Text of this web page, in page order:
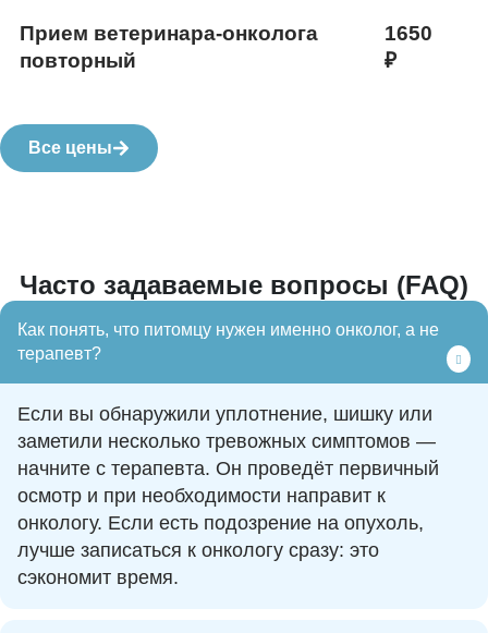
Прием ветеринара-онколога
повторный
1650
Все цены
Часто задаваемые вопросы (FAQ)
Как понять, что питомцу нужен именно онколог, а не
терапевт?
Если вы обнаружили уплотнение, шишку или
заметили несколько тревожных симптомов —
начните с терапевта. Он проведёт первичный
осмотр и при необходимости направит к
онкологу. Если есть подозрение на опухоль,
лучше записаться к онкологу сразу: это
сэкономит время.